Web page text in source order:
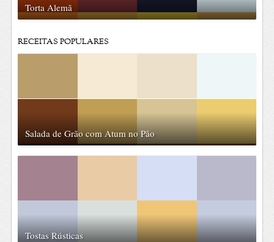
Torta Alemã
RECEITAS POPULARES
Salada de Grão com Atum no Pão
Tostas Rústicas